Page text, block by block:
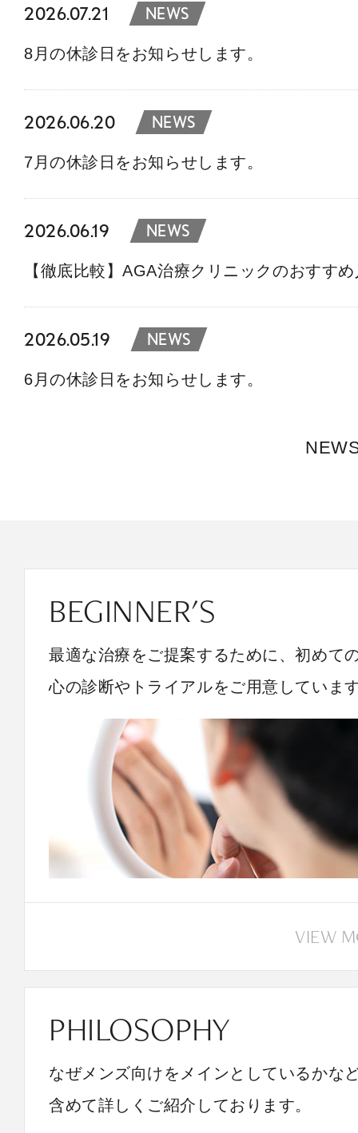
2026.07.21 NEWS
8月の休診日をお知らせします。
2026.06.20 NEWS
7月の休診日をお知らせします。
2026.06.19 NEWS
【徹底比較】AGA治療クリニックのおすす
2026.05.19 NEWS
6月の休診日をお知らせします。
BEGINNER'S
最適な治療をご提案するために、初めて
心の診断やトライアルをご用意していま
VIEW
PHILOSOPHY
なぜメンズ向けをメインとしているかな
含めて詳しくご紹介しております。